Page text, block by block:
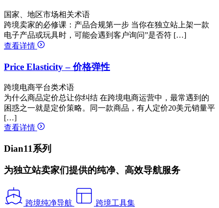
国家、地区市场相关术语
跨境卖家的必修课：产品合规第一步 当你在独立站上架一款
电子产品或玩具时，可能会遇到客户询问”是否符 […]
查看详情
Price Elasticity – 价格弹性
跨境电商平台类术语
为什么商品定价总让你纠结 在跨境电商运营中，最常遇到的
困惑之一就是定价策略。同一款商品，有人定价20美元销量平
[…]
查看详情
Dian11系列
为独立站卖家们提供的纯净、高效导航服务
跨境纯净导航 跨境工具集